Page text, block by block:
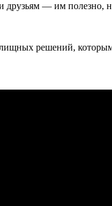
друзьям — им полезно,
решений,